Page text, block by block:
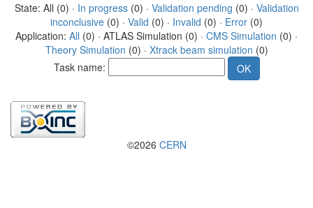
State: All (0) · In progress(0) · Validation pending (0) · Validation
inconclusive (0) · Valid (0) · Invalid (0) · Error (0)
Application: All (0) · ATLAS Simulation (0) · CMS Simulation (0) ·
Theory Simulation (0) · Xtrack beam simulation (0)
Task name:
©2026 CERN